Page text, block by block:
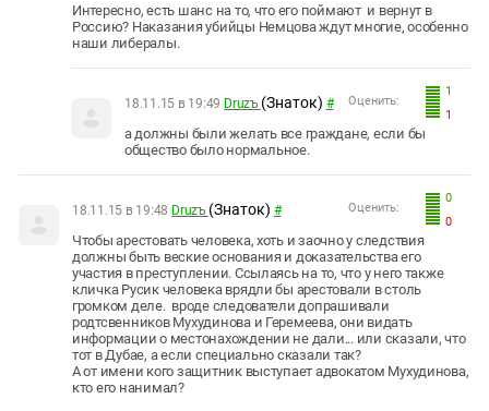
Интересно, есть шанс на то, что его поймают и вернут в
Россию? Наказания убийцы Немцова ждут многие, особенно
наши либералы.
1
1
Оценить:
18.11.15 в 19:49 Druzъ (Знаток) #
а должны были желать все граждане, если бы
общество было нормальное.
0
0
Оценить:
18.11.15 в 19:48 Druzъ (Знаток) #
Чтобы арестовать человека, хоть и заочно у следствия
должны быть веские основания и доказательства его
участия в преступлении. Ссылаясь на то, что у него также
кличка Русик человека врядли бы арестовали в столь
громком деле. вроде следователи допрашивали
родтсвенников Мухудинова и Геремеева, они видать
информации о местонахождении не дали... или сказали, что
тот в Дубае, а если специально сказали так?
А от имени кого защитник выступает адвокатом Мухудинова,
кто его нанимал?